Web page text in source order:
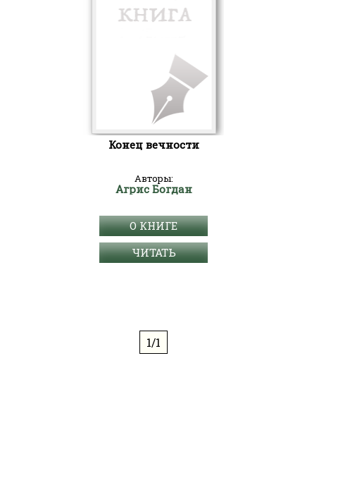
Конец вечности
Авторы:
Агрис Богдан
О КНИГЕ
ЧИТАТЬ
1/1